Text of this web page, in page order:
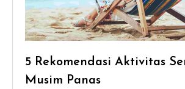
5 Rekomendasi Aktivitas
Musim Panas